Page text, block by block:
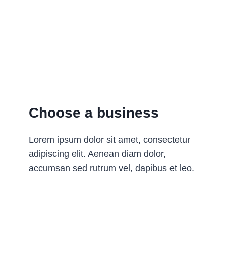
Choose a business
Lorem ipsum dolor sit amet, consectetur
adipiscing elit. Aenean diam dolor,
accumsan sed rutrum vel, dapibus et leo.